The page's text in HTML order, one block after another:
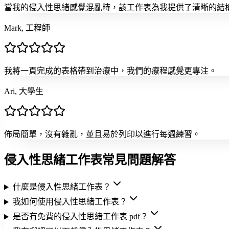
當我的侵入性思緒感覺混亂時，該工作表為我提供了清晰的結
Mark, 工程師
我將一頁完成的表格帶到治療中，我們的療程感覺更專注。
Ari, 大學生
佈局簡單，沒有雜亂，並且易於列印以進行每週練習。
侵入性思緒工作表常見問題解答
什麼是侵入性思緒工作表？
我如何使用侵入性思緒工作表？
是否有免費的侵入性思緒工作表 pdf？